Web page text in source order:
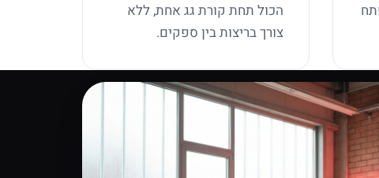
הכול תחת קורת גג אחת, ללא
צורך בריצות בין ספקים.